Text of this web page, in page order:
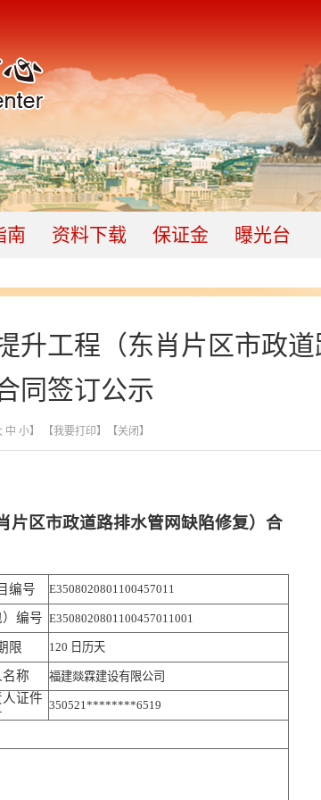
南 资料下载 保证金 曝光台
升工程（东肖片区市政道
同签订公示
中 小】 【我要打印】 【关闭】
片区市政道路排水管网缺陷修复）合
编号 E3508020801100457011
编号 E3508020801100457011001
限 120 日历天
称 福建燚霖建设有限公司
证件 350521********6519